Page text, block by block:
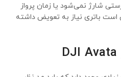
شارژ نمی‌شود یا زمان پرواز
باتری نیاز به تعویض داشته
DJI Avata